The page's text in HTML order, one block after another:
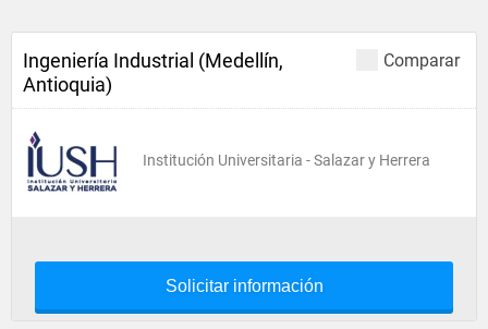
Comparar
Ingeniería Industrial (Medellín,
Antioquia)
Institución Universitaria - Salazar y Herrera
Solicitar información